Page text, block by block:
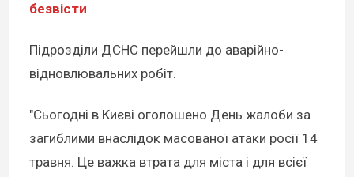
безвісти
Підрозділи ДСНС перейшли до аварійно-
відновлювальних робіт.
"Сьогодні в Києві оголошено День жалоби за
загиблими внаслідок масованої атаки росії 14
травня. Це важка втрата для міста і для всієї